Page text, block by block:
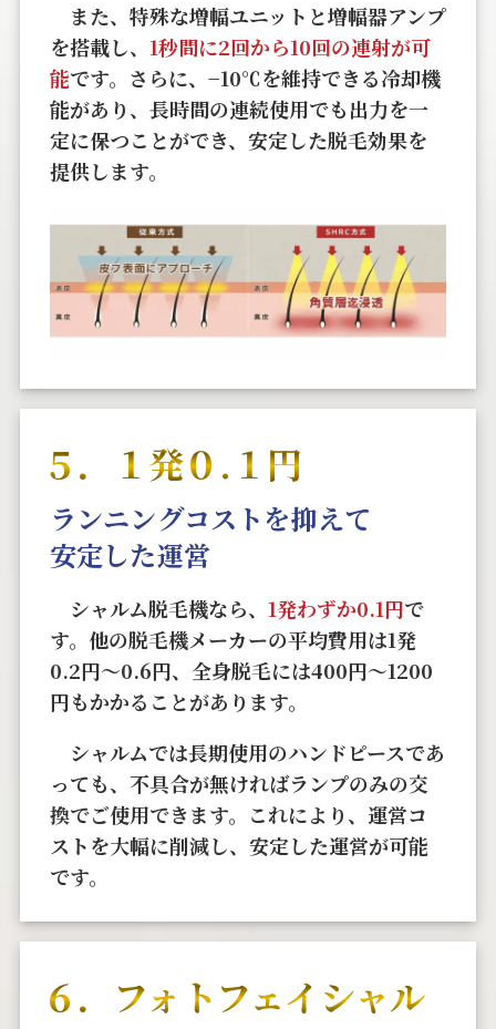
また、特殊な増幅ユニットと増幅器アンプ
を搭載し、 1秒間に2回から10回の連射が可
能です。さらに、−10℃を維持できる冷却機
能があり、長時間の連続使用でも出力を一
定に保つことができ、安定した脱毛効果を
提供します。
５．１発０.１円
ランニングコストを抑えて
安定した運営
シャルム脱毛機なら、 1発わずか0.1円で
す。他の脱毛機メーカーの平均費用は1発
0.2円〜0.6円、全身脱毛には400円〜1200
円もかかることがあります。
シャルムでは長期使用のハンドピースであ
っても、不具合が無ければランプのみの交
換でご使用できます。これにより、運営コ
ストを大幅に削減し、安定した運営が可能
です。
６．フォトフェイシャル